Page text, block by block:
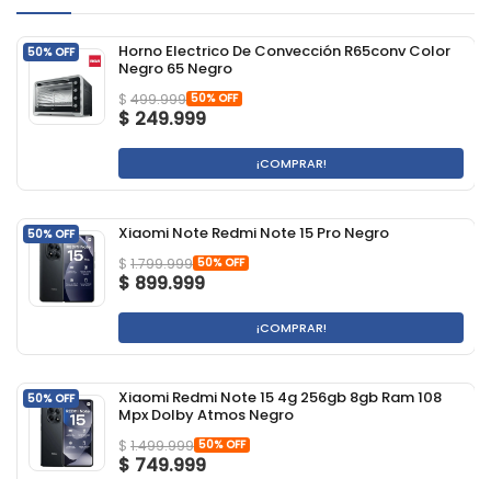
50% OFF
Horno Electrico De Convección R65conv Color
Negro 65 Negro
$ 499.999 50% OFF
$ 249.999
¡COMPRAR!
50% OFF Xiaomi Note Redmi Note 15 Pro Negro
$ 1.799.999 50% OFF
$ 899.999
¡COMPRAR!
50% OFF
Xiaomi Redmi Note 15 4g 256gb 8gb Ram 108
Mpx Dolby Atmos Negro
$ 1.499.999 50% OFF
$ 749.999